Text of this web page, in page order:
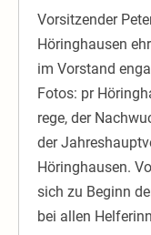
Vorsitzender
Höringhausen
im Vorstand
Fotos: pr
rege, der
der
Höringhausen.
sich zu Beginn
bei allen